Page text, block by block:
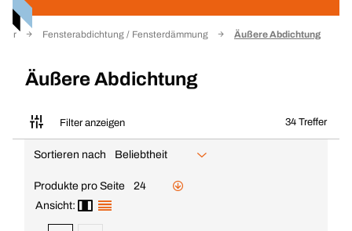
Fensterabdichtung / Fensterdämmung Äußere Abdichtung
Äußere Abdichtung
Filter anzeigen 34 Treffer
Sortieren nach Beliebtheit
Produkte pro Seite
24
Ansicht: